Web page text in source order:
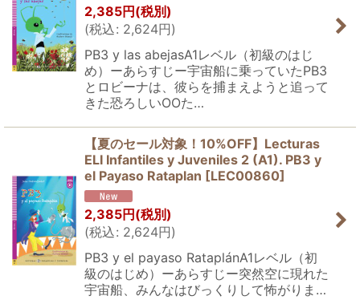
2,385円 (税別)
(税込: 2,624円)
PB3 y las abejasA1レベル（初級のはじ
め）ーあらすじー宇宙船に乗っていたPB3
とロビーナは、彼らを捕まえようと追って
きた恐ろしいOOた…
【夏のセール対象！10%OFF】Lecturas
ELI Infantiles y Juveniles 2 (A1). PB3 y
el Payaso Rataplan [LEC00860]
2,385円(税別)
(税込: 2,624円)
PB3 y el payaso RataplánA1レベル（初
級のはじめ）ーあらすじー突然空に現れた
宇宙船、みんなはびっくりして怖がりま…